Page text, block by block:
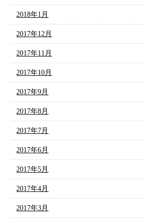
2018年1月
2017年12月
2017年11月
2017年10月
2017年9月
2017年8月
2017年7月
2017年6月
2017年5月
2017年4月
2017年3月